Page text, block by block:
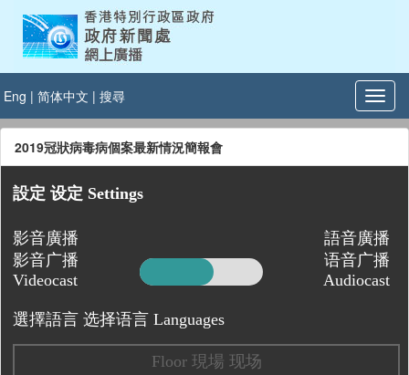
Eng | 简体中文 | 搜尋
2019冠狀病毒病個案最新情況簡報會